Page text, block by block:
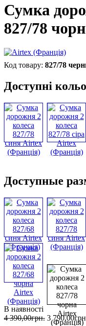
Сумка
827/78
827/78
Доступні
Доступные
В наявності
4 390,00грн. 3 790,00